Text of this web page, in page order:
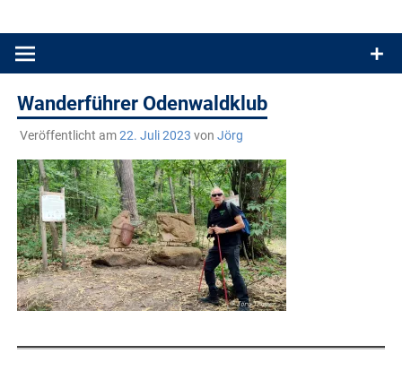
Produkttests und Buchrezensionen. Ein Blog für alle, die gern
Wanderführer Odenwaldklub
Veröffentlicht am22. Juli 2023 von Jörg